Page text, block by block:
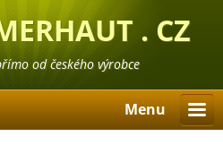
. CZ
od českého výrobce
Menu